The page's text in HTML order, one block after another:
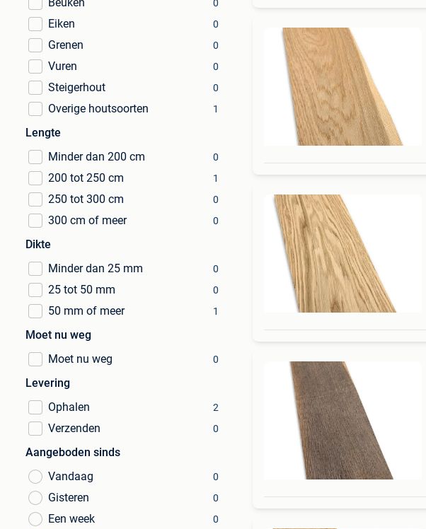
0
Eiken 0
Grenen 0
Vuren 0
Steigerhout 0
Overige houtsoorten 1
Lengte
Minder dan 200 cm
0
200 tot 250 cm 1
250 tot 300 cm 0
300 cm of meer 0
Dikte
Minder dan 25 mm
0
25 tot 50 mm 0
50 mm of meer 1
Moet nu weg
Moet nu weg
0
Levering
Ophalen
2
Verzenden 0
Aangeboden sinds
Vandaag
0
Gisteren 0
Een week 0